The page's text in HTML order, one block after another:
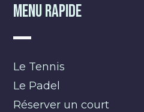
Menu Rapide
Le Tennis
Le Padel
Réserver un court